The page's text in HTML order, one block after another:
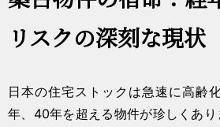
リスクの深刻な現状
日本の住宅ストックは急速に高齢
年、40年を超える物件が珍しくあ